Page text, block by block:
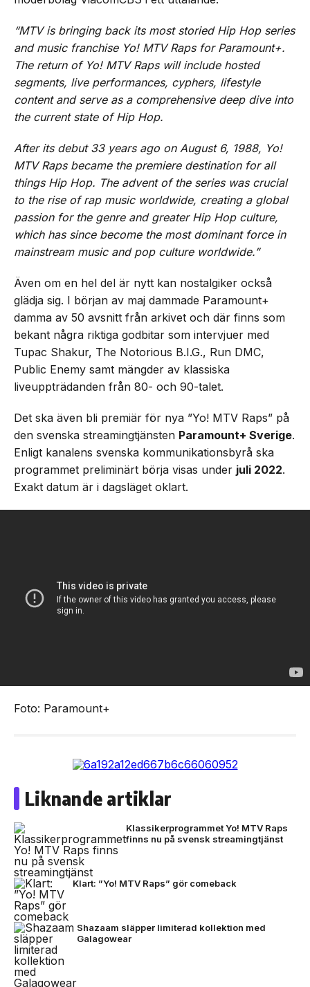
“MTV is bringing back its most storied Hip Hop series
and music franchise Yo! MTV Raps for Paramount+.
The return of Yo! MTV Raps will include hosted
segments, live performances, cyphers, lifestyle
content and serve as a comprehensive deep dive into
the current state of Hip Hop.
After its debut 33 years ago on August 6, 1988, Yo!
MTV Raps became the premiere destination for all
things Hip Hop. The advent of the series was crucial
to the rise of rap music worldwide, creating a global
passion for the genre and greater Hip Hop culture,
which has since become the most dominant force in
mainstream music and pop culture worldwide.”
Även om en hel del är nytt kan nostalgiker också
glädja sig. I början av maj dammade Paramount+
damma av 50 avsnitt från arkivet och där finns som
bekant några riktiga godbitar som intervjuer med
Tupac Shakur, The Notorious B.I.G., Run DMC,
Public Enemy samt mängder av klassiska
liveuppträdanden från 80- och 90-talet.
Det ska även bli premiär för nya ”Yo! MTV Raps” på
den svenska streamingtjänsten Paramount+ Sverige.
Enligt kanalens svenska kommunikationsbyrå ska
programmet preliminärt börja visas under juli 2022.
Exakt datum är i dagsläget oklart.
Foto: Paramount+
Liknande artiklar
Klassikerprogrammet Yo! MTV Raps
finns nu på svensk streamingtjänst
Klart: ”Yo! MTV Raps” gör comeback
Shazaam släpper limiterad kollektion med
Galagowear